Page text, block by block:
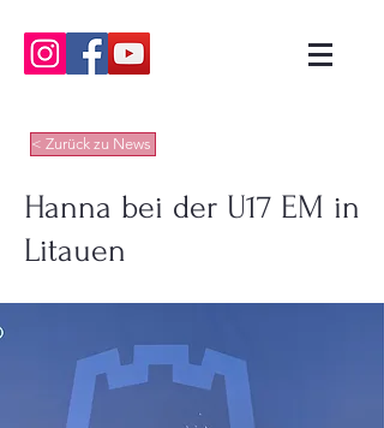
< Zurück zu News
Hanna bei der U17 EM in
Litauen